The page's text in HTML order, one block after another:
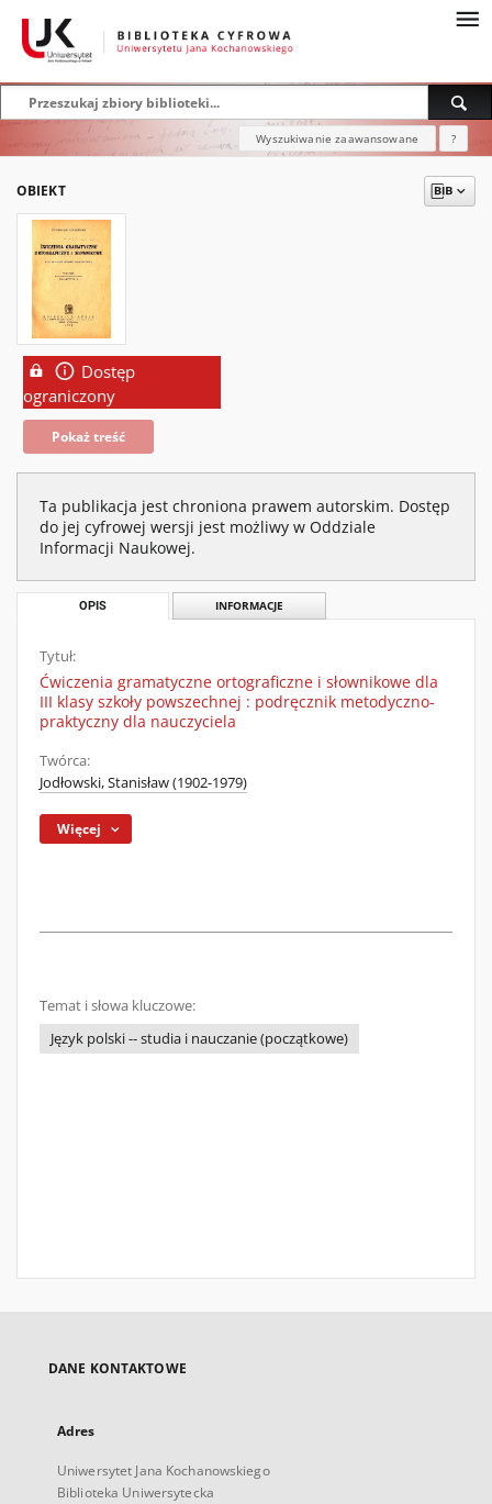
Wyszukiwanie zaawansowane ?
OBIEKT
Dostęp
ograniczony
Pokaż treść
Ta publikacja jest chroniona prawem autorskim. Dostęp
do jej cyfrowej wersji jest możliwy w Oddziale
Informacji Naukowej.
OPIS INFORMACJE
Tytuł:
Ćwiczenia gramatyczne ortograficzne i słownikowe dla
III klasy szkoły powszechnej : podręcznik metodyczno-
praktyczny dla nauczyciela
Twórca:
Jodłowski, Stanisław (1902-1979)
Więcej
Temat i słowa kluczowe:
Język polski -- studia i nauczanie (początkowe)
DANE KONTAKTOWE
Adres
Uniwersytet Jana Kochanowskiego
Biblioteka Uniwersytecka